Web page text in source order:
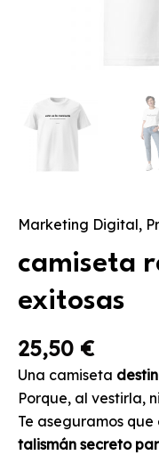
Marketing Digital,
camiseta
exitosas
25,50 €
Una camiseta
Porque, al vestirla,
Te aseguramos
talismán secreto